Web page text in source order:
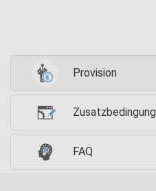
Provision
Zusatzbedingung
FAQ